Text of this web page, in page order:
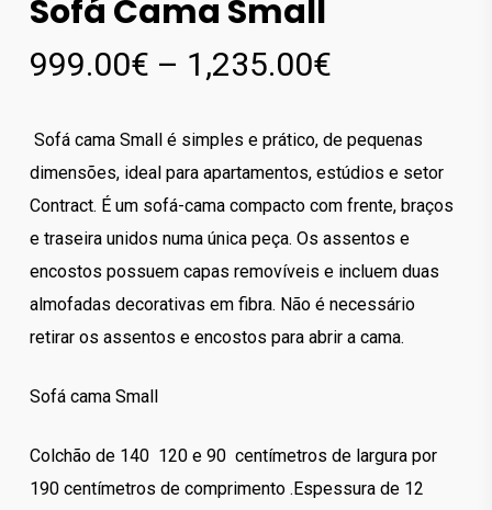
Sofá Cama Small
999.00€ – 1,235.00€Price
999.00€
through
1,235.00€
Sofá cama Small é simples e prático, de pequenas
dimensões, ideal para apartamentos, estúdios e setor
Contract. É um sofá-cama compacto com frente, braços
e traseira unidos numa única peça. Os assentos e
encostos possuem capas removíveis e incluem duas
almofadas decorativas em fibra. Não é necessário
retirar os assentos e encostos para abrir a cama.
Sofá cama Small
Colchão de 140 120 e 90 centímetros de largura por
190 centímetros de comprimento .Espessura de 12